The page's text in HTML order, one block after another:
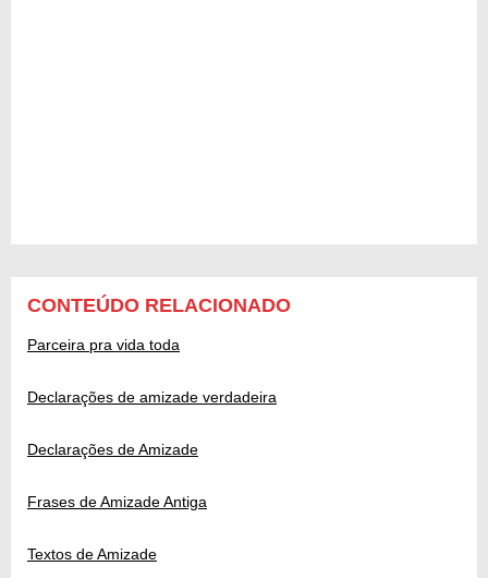
CONTEÚDO RELACIONADO
Parceira pra vida toda
Declarações de amizade verdadeira
Declarações de Amizade
Frases de Amizade Antiga
Textos de Amizade